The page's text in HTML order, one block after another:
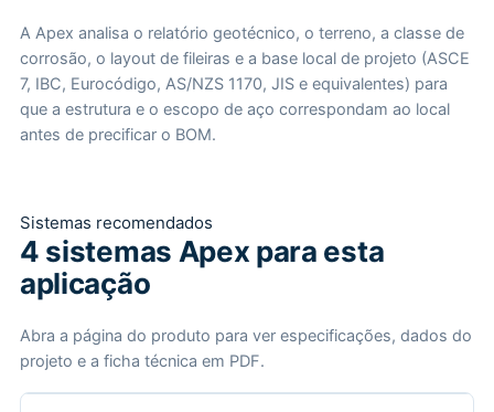
A Apex analisa o relatório geotécnico, o terreno, a classe de
corrosão, o layout de fileiras e a base local de projeto (ASCE
7, IBC, Eurocódigo, AS/NZS 1170, JIS e equivalentes) para
que a estrutura e o escopo de aço correspondam ao local
antes de precificar o BOM.
Sistemas recomendados
4 sistemas Apex para esta
aplicação
Abra a página do produto para ver especificações, dados do
projeto e a ficha técnica em PDF.